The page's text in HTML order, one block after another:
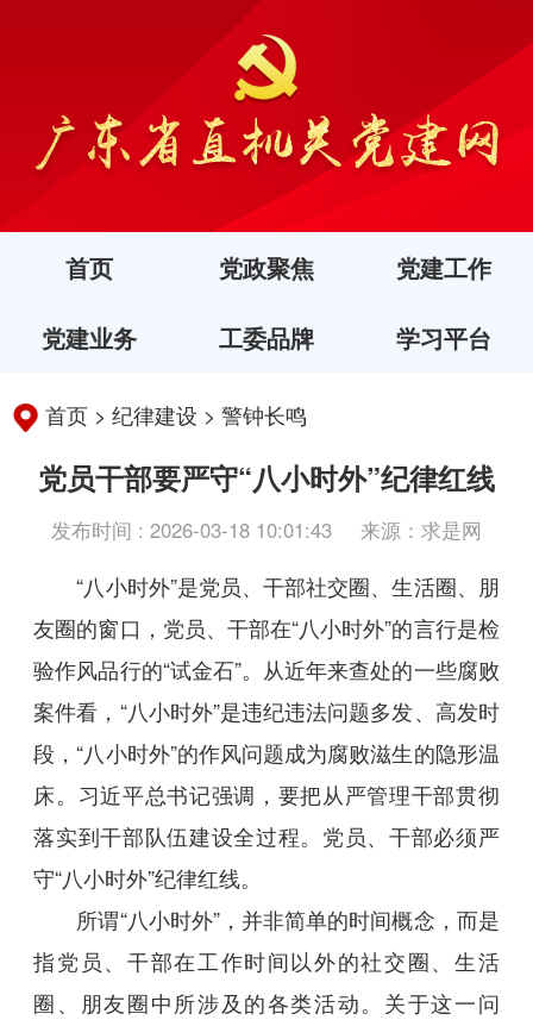
首页 党政聚焦 党建工作
党建业务 工委品牌 学习平台
首页 >纪律建设 >警钟长鸣
党员干部要严守“八小时外”纪律红线
发布时间 : 2026-03-18 10:01:43 来源：求是网
“八小时外”是党员、干部社交圈、生活圈、朋
友圈的窗口，党员、干部在“八小时外”的言行是检
验作风品行的“试金石”。从近年来查处的一些腐败
案件看，“八小时外”是违纪违法问题多发、高发时
段，“八小时外”的作风问题成为腐败滋生的隐形温
床。习近平总书记强调，要把从严管理干部贯彻
落实到干部队伍建设全过程。党员、干部必须严
守“八小时外”纪律红线。
所谓“八小时外”，并非简单的时间概念，而是
指党员、干部在工作时间以外的社交圈、生活
圈、朋友圈中所涉及的各类活动。关于这一问